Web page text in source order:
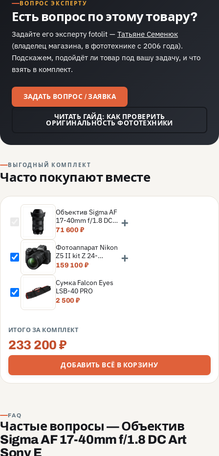
ВОПРОС ЭКСПЕРТУ
Есть вопрос по этому товару?
Задайте его эксперту fotolit — Татьяне Семенюк
(владелец магазина, в фототехнике с 2006 года).
Подскажем, подойдёт ли товар под вашу задачу, и что
взять в комплект.
ЗАДАТЬ ВОПРОС / ЗАЯВКА
ЧИТАТЬ ГАЙД: КАК ПРОВЕРИТЬ
ОРИГИНАЛЬНОСТЬ ФОТОТЕХНИКИ
ВЫГОДНЫЙ КОМПЛЕКТ
Часто покупают вместе
Объектив Sigma AF
17-40mm f/1.8 DC
Art Sony E
71 600 ₽
+
Фотоаппарат Nikon
Z5 II kit Z 24-
200mm f/4-6.3 VR,
159 100 ₽
+
Сумка Falcon Eyes
LSB-40 PRO
2 500 ₽
ИТОГО ЗА КОМПЛЕКТ
233 200 ₽
ДОБАВИТЬ ВСЁ В КОРЗИНУ
FAQ
Частые вопросы — Объектив
Sigma AF 17-40mm f/1.8 DC Art
Sony E